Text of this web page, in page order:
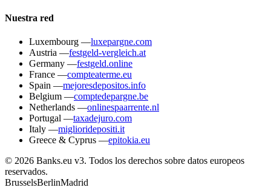
Nuestra red
Luxembourg —luxepargne.com
Austria —festgeld-vergleich.at
Germany —festgeld.online
France —compteaterme.eu
Spain —mejoresdepositos.info
Belgium —comptedepargne.be
Netherlands —onlinespaarrente.nl
Portugal —taxadejuro.com
Italy —miglioridepositi.it
Greece & Cyprus —epitokia.eu
© 2026 Banks.eu v3. Todos los derechos sobre datos europeos
reservados.
BrusselsBerlinMadrid